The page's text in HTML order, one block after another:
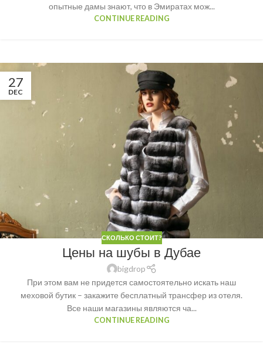
опытные дамы знают, что в Эмиратах мож...
CONTINUE READING
27
DEC
СКОЛЬКО СТОИТ?
Цены на шубы в Дубае
bigdrop
При этом вам не придется самостоятельно искать наш
меховой бутик – закажите бесплатный трансфер из отеля.
Все наши магазины являются ча...
CONTINUE READING